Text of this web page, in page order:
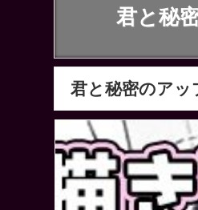
君と秘
君と秘密のアッ